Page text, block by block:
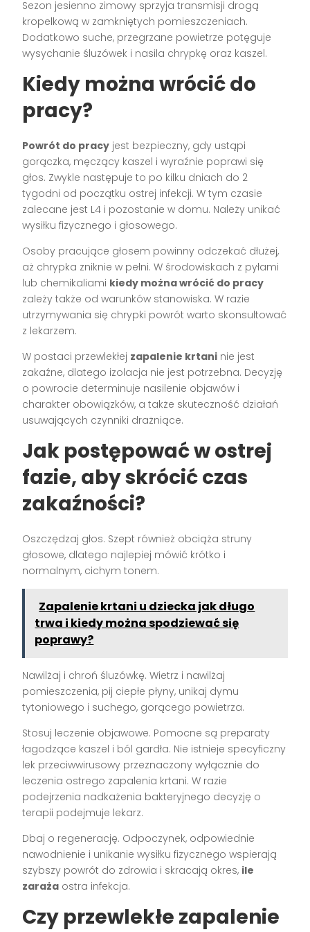
Sezon jesienno zimowy sprzyja transmisji drogą
kropelkową w zamkniętych pomieszczeniach.
Dodatkowo suche, przegrzane powietrze potęguje
wysychanie śluzówek i nasila chrypkę oraz kaszel.
Kiedy można wrócić do
pracy?
Powrót do pracy jest bezpieczny, gdy ustąpi
gorączka, męczący kaszel i wyraźnie poprawi się
głos. Zwykle następuje to po kilku dniach do 2
tygodni od początku ostrej infekcji. W tym czasie
zalecane jest L4 i pozostanie w domu. Należy unikać
wysiłku fizycznego i głosowego.
Osoby pracujące głosem powinny odczekać dłużej,
aż chrypka zniknie w pełni. W środowiskach z pyłami
lub chemikaliami kiedy można wrócić do pracy
zależy także od warunków stanowiska. W razie
utrzymywania się chrypki powrót warto skonsultować
z lekarzem.
W postaci przewlekłej zapalenie krtani nie jest
zakaźne, dlatego izolacja nie jest potrzebna. Decyzję
o powrocie determinuje nasilenie objawów i
charakter obowiązków, a także skuteczność działań
usuwających czynniki drażniące.
Jak postępować w ostrej
fazie, aby skrócić czas
zakaźności?
Oszczędzaj głos. Szept również obciąża struny
głosowe, dlatego najlepiej mówić krótko i
normalnym, cichym tonem.
Zapalenie krtani u dziecka jak długo
trwa i kiedy można spodziewać się
poprawy?
Nawilżaj i chroń śluzówkę. Wietrz i nawilżaj
pomieszczenia, pij ciepłe płyny, unikaj dymu
tytoniowego i suchego, gorącego powietrza.
Stosuj leczenie objawowe. Pomocne są preparaty
łagodzące kaszel i ból gardła. Nie istnieje specyficzny
lek przeciwwirusowy przeznaczony wyłącznie do
leczenia ostrego zapalenia krtani. W razie
podejrzenia nadkażenia bakteryjnego decyzję o
terapii podejmuje lekarz.
Dbaj o regenerację. Odpoczynek, odpowiednie
nawodnienie i unikanie wysiłku fizycznego wspierają
szybszy powrót do zdrowia i skracają okres, ile
zaraża ostra infekcja.
Czy przewlekłe zapalenie